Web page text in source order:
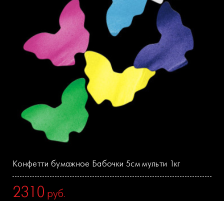
Конфетти бумажное Бабочки 5см мульти 1кг
2310 руб.